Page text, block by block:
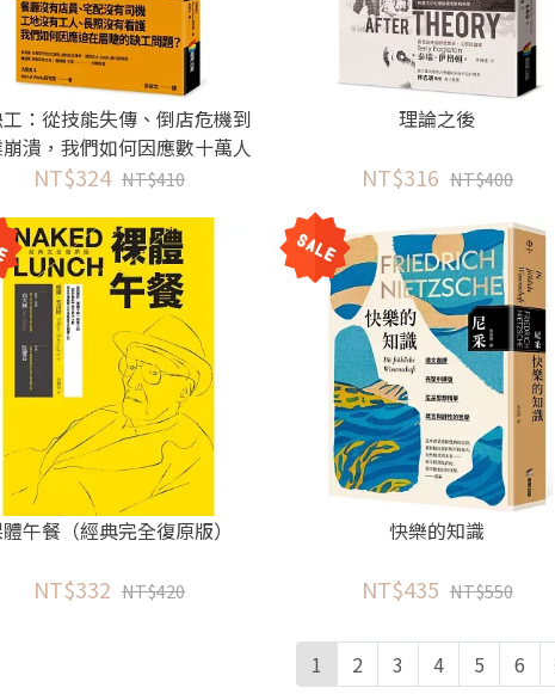
：從技能失傳、倒店危機到
潰，我們如何因應數十萬人
才缺口？
NT$324 NT$410
理論之後
NT$316 NT$400
午餐（經典完全復原版）
NT$332 NT$420
快樂的知識
NT$435 NT$550
1 2 3 4 5 6